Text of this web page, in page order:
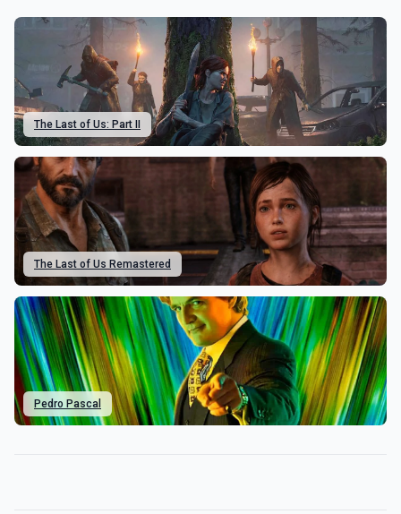
The Last of Us: Part II
The Last of Us Remastered
Pedro Pascal